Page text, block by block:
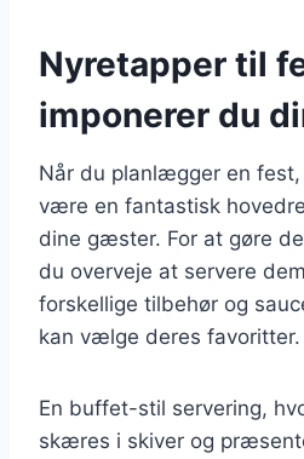
Nyretapper til
imponerer du
Når du planlægger en
være en fantastisk
dine gæster. For at gøre
du overveje at servere
forskellige tilbehør og
kan vælge deres favoritter.
En buffet-stil servering,
skæres i skiver og